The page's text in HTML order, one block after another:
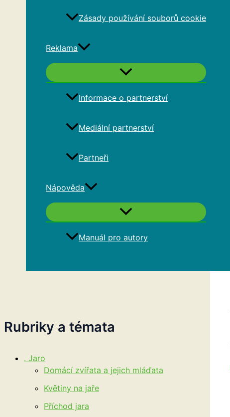
Zásady používání souborů cookie
Reklama
Informace o partnerství
Mediální partnerství
Partneři
Nápověda
Manuál pro autory
Rubriky a témata
. Jaro
Domácí zvířata a jejich mláďata
Květiny na jaře
Příchod jara